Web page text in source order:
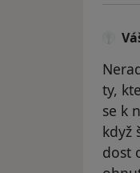
ty,
se k
když
dost